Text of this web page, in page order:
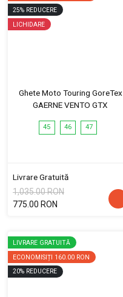
25% REDUCERE
LICHIDARE
Ghete Moto Touring GoreTex
GAERNE VENTO GTX
45 46 47
Livrare Gratuită
1,035.00 RON
775.00 RON
LIVRARE GRATUITĂ
ECONOMISIȚI 160.00 RON
20% REDUCERE